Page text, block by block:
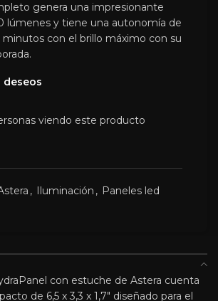
genera una impresionante
lúmenes y tiene una autonomía de
minutos con el brillo máximo con su
deseos
viendo este producto
, Iluminación , Paneles led
con estuche de Astera cuenta
de 6,5 x 3,3 x 1,7″ diseñado para el